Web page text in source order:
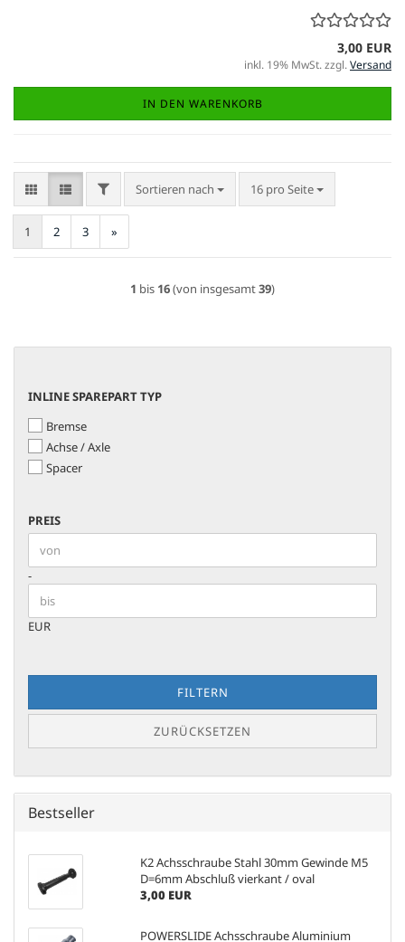
3,00 EUR
inkl. 19% MwSt. zzgl.Versand
IN DEN WARENKORB
FILTERSortieren nach
Sortieren nach 16 pro Seite
pro Seite
1 2 3 »
1 bis 16(von insgesamt39)
INLINE
TYP
INLINE SPAREPART TYP
Bremse
Achse / Axle
Spacer
PREIS
PREIS
Preis bis
-
EUR
FILTERN
ZURÜCKSETZEN
Bestseller
K2 Achsschraube Stahl 30mm Gewinde M5
D=6mm Abschluß vierkant / oval
3,00 EUR
POWERSLIDE Achsschraube Aluminium